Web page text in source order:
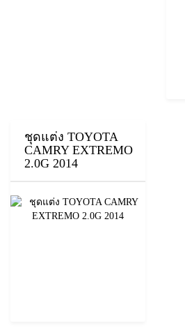
ชุดแต่ง TOYOTA
CAMRY EXTREMO
2.0G 2014